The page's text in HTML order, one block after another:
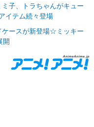
ミ子、トラちゃんがキュー
イテム続々登場
ケースが新登場☆ミッキー
開